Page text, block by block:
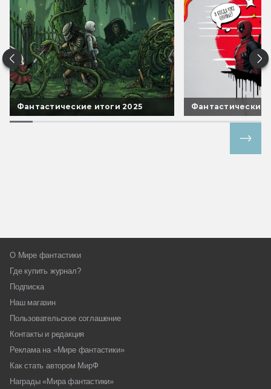
Фантастические итоги 2025 Фантастические
О Мире фантастики
Где купить журнал?
Подписка
Наш магазин
Пользовательское соглашение
Контакты и редакция
Реклама на «Мире фантастики»
Как стать автором МирФ
Награды «Мира фантастики»